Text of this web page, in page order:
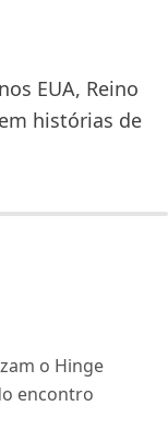
EUA, Reino
histórias de
o Hinge
encontro